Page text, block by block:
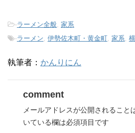
-ラーメン全般, 家系
-ラーメン, 伊勢佐木町・黄金町, 家系,
執筆者： かんりにん
comment
メールアドレスが公開されること
いている欄は必須項目です